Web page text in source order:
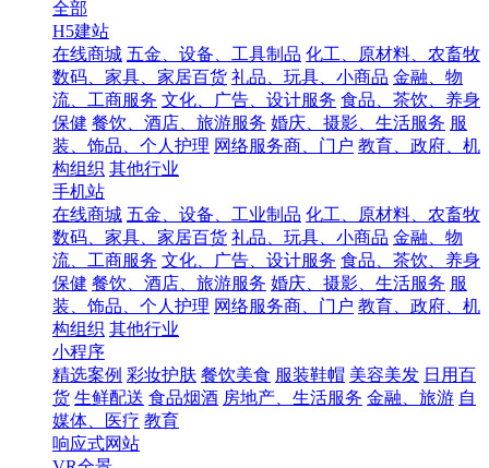
全部
H5建站
在线商城 五金、设备、工具制品 化工、原材料、农畜牧
数码、家具、家居百货 礼品、玩具、小商品 金融、物
流、工商服务 文化、广告、设计服务 食品、茶饮、养身
保健 餐饮、酒店、旅游服务 婚庆、摄影、生活服务 服
装、饰品、个人护理 网络服务商、门户 教育、政府、机
构组织 其他行业
手机站
在线商城 五金、设备、工业制品 化工、原材料、农畜牧
数码、家具、家居百货 礼品、玩具、小商品 金融、物
流、工商服务 文化、广告、设计服务 食品、茶饮、养身
保健 餐饮、酒店、旅游服务 婚庆、摄影、生活服务 服
装、饰品、个人护理 网络服务商、门户 教育、政府、机
构组织 其他行业
小程序
精选案例 彩妆护肤 餐饮美食 服装鞋帽 美容美发 日用百
货 生鲜配送 食品烟酒 房地产、生活服务 金融、旅游 自
媒体、医疗 教育
响应式网站